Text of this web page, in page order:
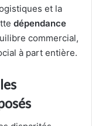
et la
dépendance
commercial,
à part entière.